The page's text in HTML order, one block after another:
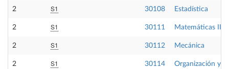
2 S1 30108 Estadística
2 S1 30111 Matemáticas III
2 S1 30112 Mecánica
2 S1 30114
Organización y